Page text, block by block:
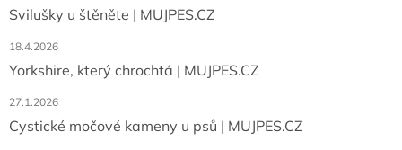
Svilušky u štěněte | MUJPES.CZ
18.4.2026
Yorkshire, který chrochtá | MUJPES.CZ
27.1.2026
Cystické močové kameny u psů | MUJPES.CZ